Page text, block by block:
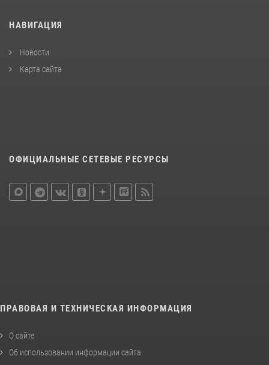
НАВИГАЦИЯ
Новости
Карта сайта
ОФИЦИАЛЬНЫЕ СЕТЕВЫЕ РЕСУРСЫ
ПРАВОВАЯ И ТЕХНИЧЕСКАЯ ИНФОРМАЦИЯ
О сайте
Об использовании информации сайта